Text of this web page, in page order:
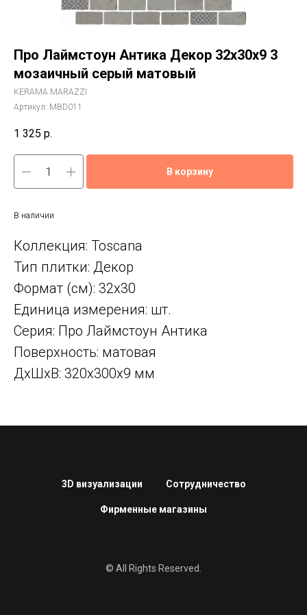
Про Лаймстоун Антика Декор 32x30x9 3
мозаичный серый матовый
KERAMA MARAZZI
Артикул: MBD011
1 325 р.
В корзину
В наличии
Коллекция: Toscana
Тип плитки: Декор
Формат (см): 32x30
Единица измерения: шт.
Серия: Про Лаймстоун Антика
Поверхность: матовая
ДxШxВ: 320x300x9 мм
3D визуализации Сотрудничество
Фирменные магазины
© All Rights Reserved.